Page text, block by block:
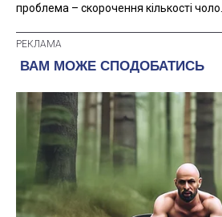
проблема – скорочення кількості чоло...